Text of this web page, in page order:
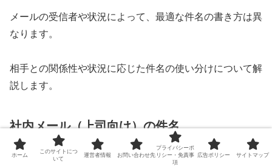
メールの受信者や状況によって、最適な件名の書き方は異
なります。
相手との関係性や状況に応じた件名の使い分けについて解
説します。
社内メール（上司向け）の件名
ホーム
このサイトにつ
いて
運営者情報 お問い合わせ先
プライバシーポ
リシー・免責事
項
広告ポリシー サイトマップ